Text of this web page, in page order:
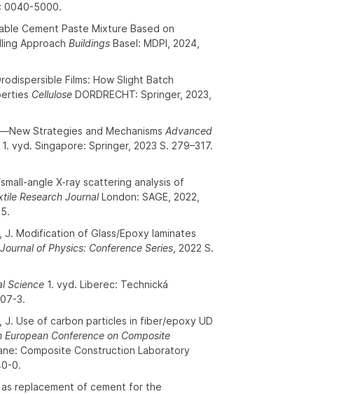
0040-5000.
Cement Paste Mixture Based on
Approach Buildings Basel: MDPI, 2024,
Films: How Slight Batch
Cellulose DORDRECHT: Springer, 2023,
Strategies and Mechanisms Advanced
1. vyd. Singapore: Springer, 2023 S. 279–317.
angle X-ray scattering analysis of
Research JournalLondon: SAGE, 2022,
J. Modification of Glass/Epoxy laminates
Journal of Physics: Conference Series , 2022 S.
Science 1. vyd. Liberec: Technická
3.
J. Use of carbon particles in fiber/epoxy UD
Conference on Composite
Composite Construction Laboratory
0.
as replacement of cement for the